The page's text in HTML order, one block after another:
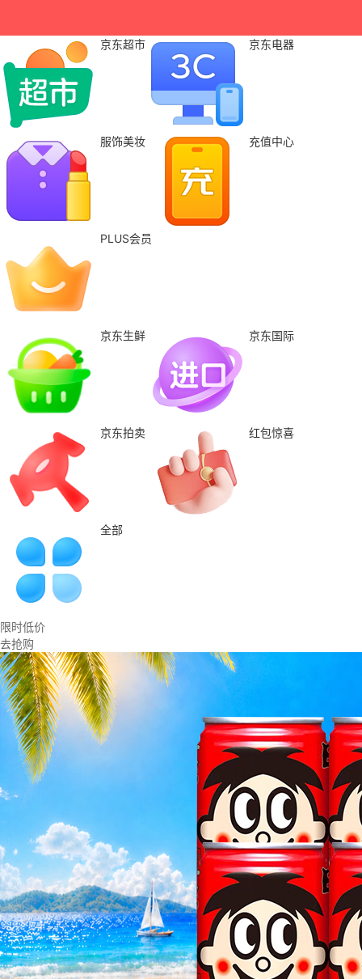
京东超市 京东电器
服饰美妆 充值中心
PLUS会员
京东生鲜 京东国际
京东拍卖 红包惊喜
全部
限时低价
去抢购